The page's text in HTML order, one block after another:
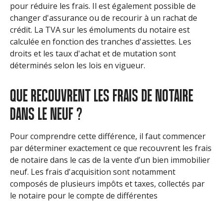
pour réduire les frais. Il est également possible de
changer d'assurance ou de recourir à un rachat de
crédit. La TVA sur les émoluments du notaire est
calculée en fonction des tranches d'assiettes. Les
droits et les taux d'achat et de mutation sont
déterminés selon les lois en vigueur.
QUE RECOUVRENT LES FRAIS DE NOTAIRE
DANS LE NEUF ?
Pour comprendre cette différence, il faut commencer
par déterminer exactement ce que recouvrent les frais
de notaire dans le cas de la vente d’un bien immobilier
neuf. Les frais d'acquisition sont notamment
composés de plusieurs impôts et taxes, collectés par
le notaire pour le compte de différentes